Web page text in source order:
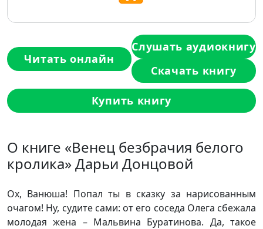
Читать онлайн
Слушать аудиокнигу
Скачать книгу
Купить книгу
О книге «Венец безбрачия белого
кролика» Дарьи Донцовой
Ох, Ванюша! Попал ты в сказку за нарисованным
очагом! Ну, судите сами: от его соседа Олега сбежала
молодая жена – Мальвина Буратинова. Да, такое